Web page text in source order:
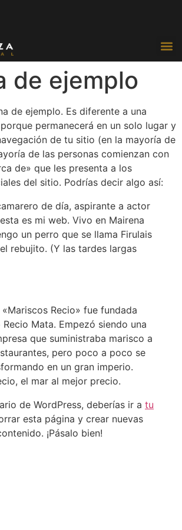
de ejemplo
de ejemplo. Es diferente a una
permanecerá en un solo lugar y
de tu sitio (en la mayoría de
de las personas comienzan con
de» que les presenta a los
del sitio. Podrías decir algo así:
de día, aspirante a actor
es mi web. Vivo en Mairena
un perro que se llama Firulais
rebujito. (Y las tardes largas
Recio» fue fundada
Mata. Empezó siendo una
que suministraba marisco a
pero poco a poco se
en un gran imperio.
el mar al mejor precio.
de WordPress, deberías ir a tu
esta página y crear nuevas
¡Pásalo bien!